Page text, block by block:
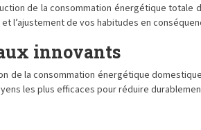
de la consommation énergétique
de vos habitudes en
innovants
de la consommation énergétique
les plus efficaces pour réduire